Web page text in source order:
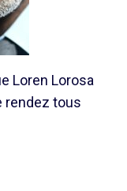
Loren Lorosa
rendez tous